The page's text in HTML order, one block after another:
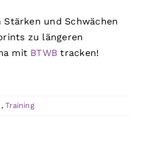
und Schwächen
zu längeren
mit BTWB tracken!
,Training